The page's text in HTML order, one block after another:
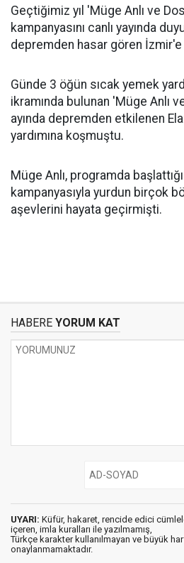
Geçtiğimiz yıl 'Müge Anlı ve
kampanyasını canlı yayında
depremden hasar gören İzmir'e
Günde 3 öğün sıcak yemek
ikramında bulunan 'Müge Anlı
ayında depremden etkilenen
yardımına koşmuştu.
Müge Anlı, programda
kampanyasıyla yurdun birçok
aşevlerini hayata geçirmişti.
HABERE YORUM KAT
UYARI: Küfür, hakaret, rencide edici
içeren, imla kuralları ile yazılmamış,
Türkçe karakter kullanılmayan ve büyük
onaylanmamaktadır.